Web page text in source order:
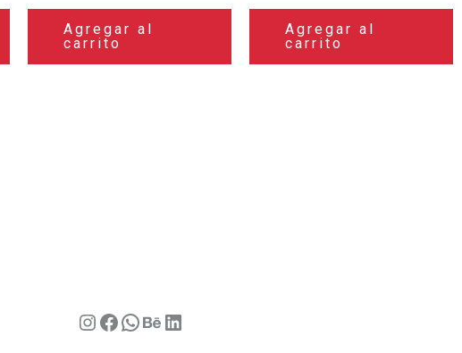
Agregar al
carrito
Agregar al
carrito
Instagram
Facebook
WhatsApp
Behance
LinkedIn